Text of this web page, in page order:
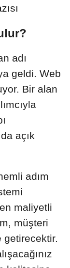
adı
geldi. Web
Bir alan
açık
adım
maliyetli
müşteri
getirecektir.